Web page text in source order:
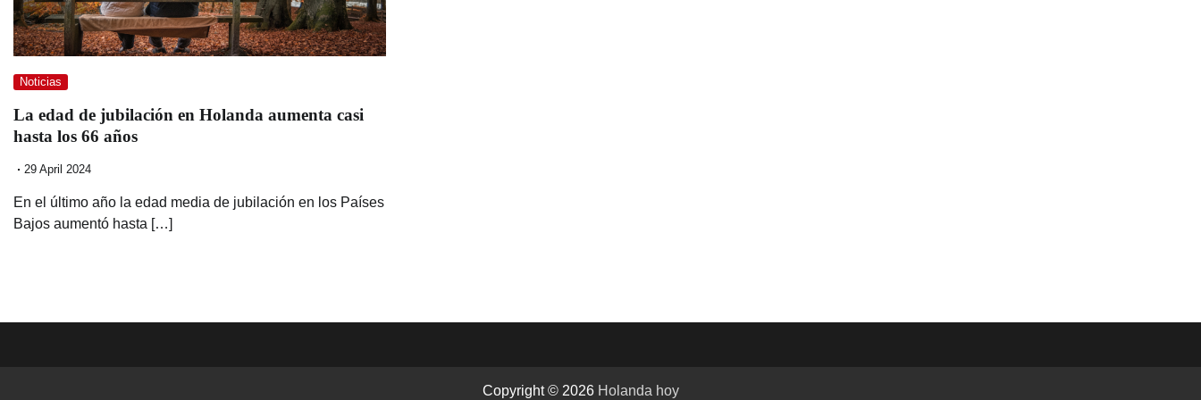
Noticias
La edad de jubilación en Holanda aumenta casi
hasta los 66 años
29 April 2024
En el último año la edad media de jubilación en los Países
Bajos aumentó hasta […]
Copyright © 2026 Holanda hoy